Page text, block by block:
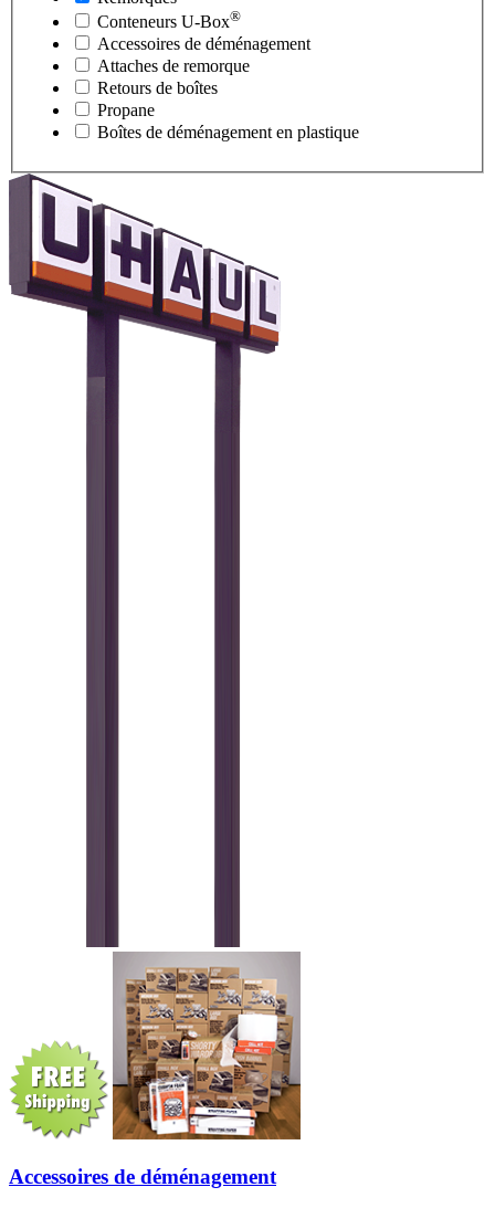
Conteneurs U-Box®
Accessoires de déménagement
Attaches de remorque
Retours de boîtes
Propane
Boîtes de déménagement en plastique
Accessoires de déménagement